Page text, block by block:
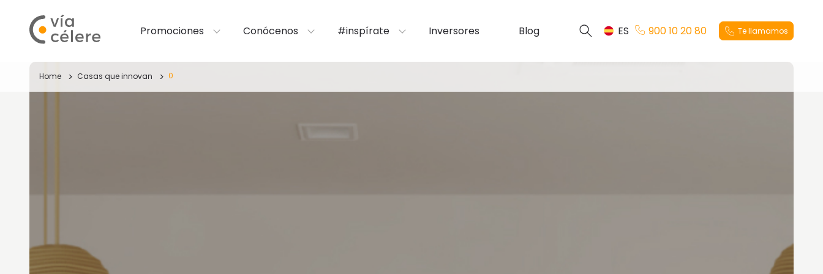
Promociones Conócenos #inspírate Inversores Blog ES 900 10 20 80 Te llamamos
Home Casas que innovan 0